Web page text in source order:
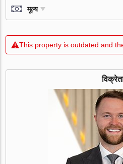
मूल्य
This property is outdated and